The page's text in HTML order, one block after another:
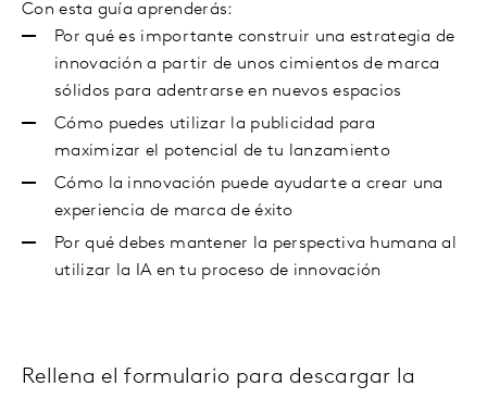
Con esta guía aprenderás:
Por qué es importante construir una estrategia de
innovación a partir de unos cimientos de marca
sólidos para adentrarse en nuevos espacios
Cómo puedes utilizar la publicidad para
maximizar el potencial de tu lanzamiento
Cómo la innovación puede ayudarte a crear una
experiencia de marca de éxito
Por qué debes mantener la perspectiva humana al
utilizar la IA en tu proceso de innovación
Rellena el formulario para descargar la